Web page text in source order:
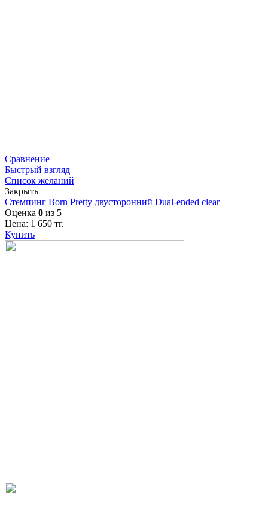
Сравнение
Быстрый взгляд
Список желаний
Закрыть
Стемпинг Born Pretty двусторонний Dual-ended clear
Оценка 0 из 5
Цена: 1 650 тг.
Купить